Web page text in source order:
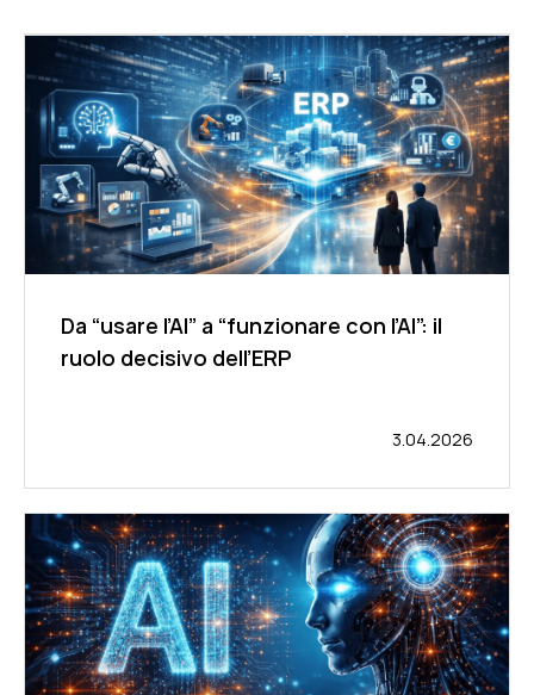
Da “usare l’AI” a “funzionare con l’AI”: il
ruolo decisivo dell’ERP
3.04.2026